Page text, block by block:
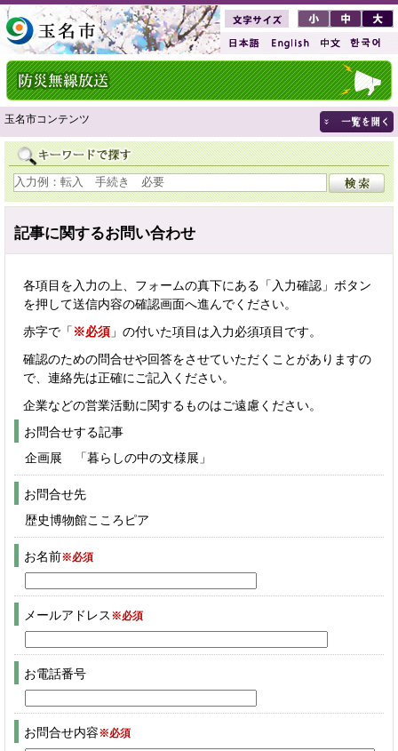
玉名市コンテンツ
記事に関するお問い合わせ
各項目を入力の上、フォームの真下にある「入力確認」ボタン
を押して送信内容の確認画面へ進んでください。
赤字で「 ※必須 」の付いた項目は入力必須項目です。
確認のための問合せや回答をさせていただくことがありますの
で、連絡先は正確にご記入ください。
企業などの営業活動に関するものはご遠慮ください。
お問合せする記事
企画展 「暮らしの中の文様展」
お問合せ先
歴史博物館こころピア
お名前※必須
メールアドレス ※必須
お電話番号
お問合せ内容※必須